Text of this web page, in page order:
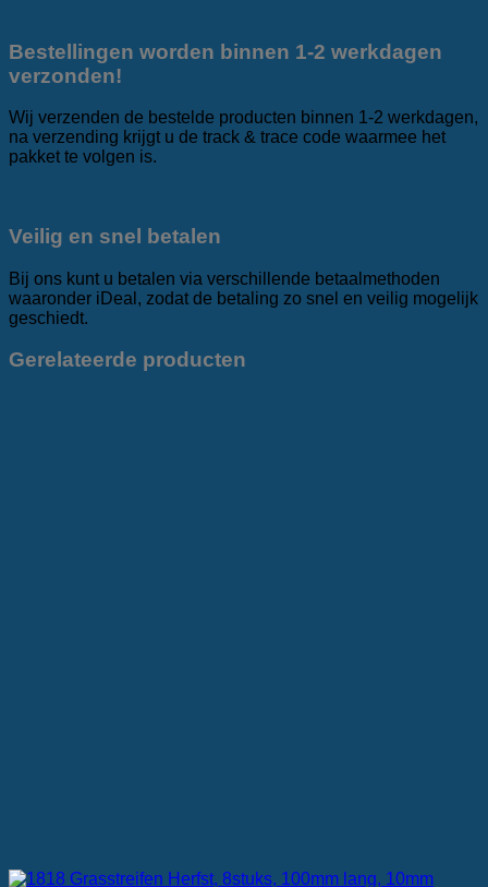
Bestellingen worden binnen 1-2 werkdagen
verzonden!
Wij verzenden de bestelde producten binnen 1-2 werkdagen,
na verzending krijgt u de track & trace code waarmee het
pakket te volgen is.
Veilig en snel betalen
Bij ons kunt u betalen via verschillende betaalmethoden
waaronder iDeal, zodat de betaling zo snel en veilig mogelijk
geschiedt.
Gerelateerde producten